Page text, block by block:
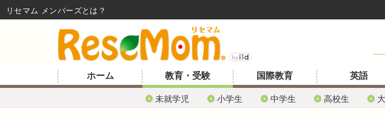
ホーム 教育・受験
未就学児 小学生 中学生 高校生
国際教育 英語
リセマム メンバーズ